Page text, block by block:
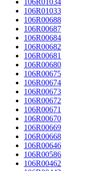
106R01034
106R01033
106R00688
106R00687
106R00684
106R00682
106R00681
106R00680
106R00675
106R00674
106R00673
106R00672
106R00671
106R00670
106R00669
106R00668
106R00646
106R00586
106R00462